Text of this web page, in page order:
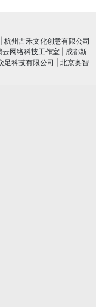
杭州吉禾文化创意有限公司
网络科技工作室
成都新
足科技有限公司
北京奥智